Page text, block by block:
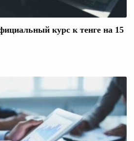
курс к тенге на 15